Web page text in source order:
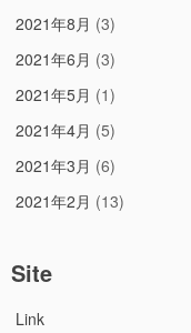
2021年8月 (3)
2021年6月 (3)
2021年5月 (1)
2021年4月 (5)
2021年3月 (6)
2021年2月 (13)
Site
Link